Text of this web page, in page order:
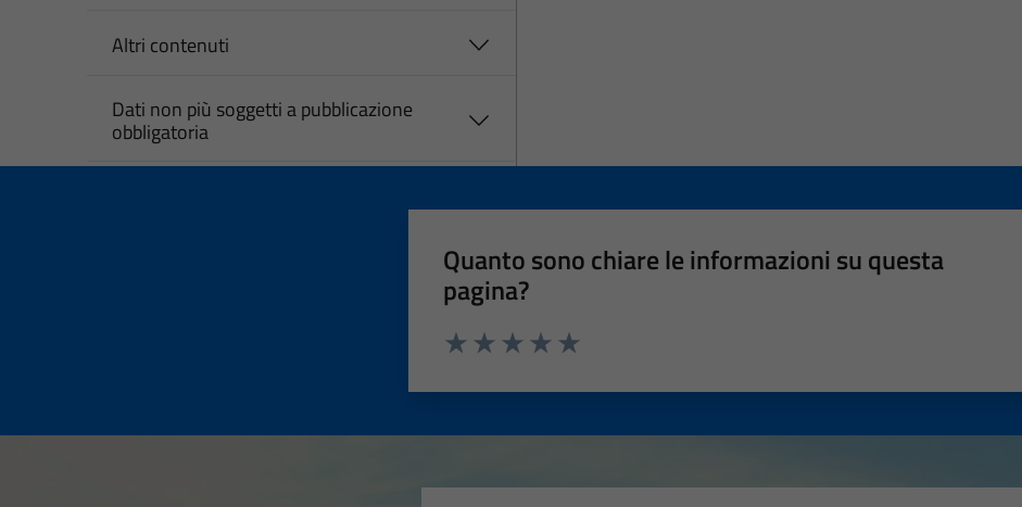
Altri contenuti
Dati non più soggetti a pubblicazione
obbligatoria
Quanto sono chiare le informazioni su questa
pagina?